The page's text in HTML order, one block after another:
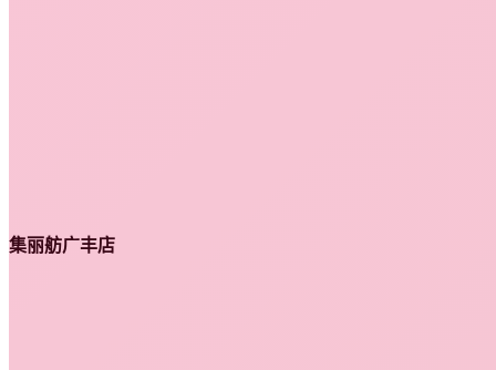
集丽舫广丰店